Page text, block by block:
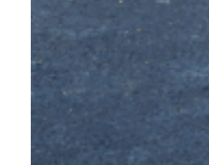
brennbar. Dies bestätigt
vorherigen Punkt.
Es ist außerdem
wartungsfrei. Wenn Sie
sehen, ist es
Edelstahl, sondern die